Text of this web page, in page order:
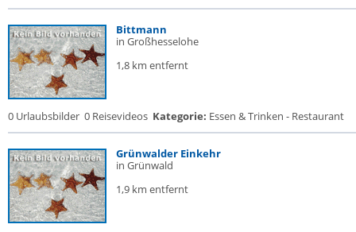
Bittmann
in Großhesselohe
1,8 km entfernt
0 Urlaubsbilder 0 Reisevideos Kategorie: Essen & Trinken - Restaurant
Grünwalder Einkehr
in Grünwald
1,9 km entfernt